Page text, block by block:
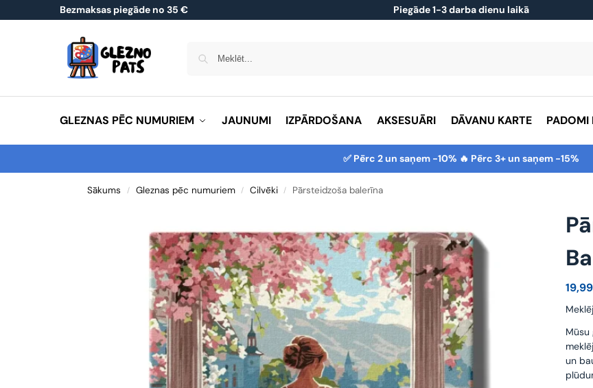
Bezmaksas piegāde no 35 € Piegāde 1-3 darba dienu laikā
GLEZNAS PĒC NUMURIEM JAUNUMI IZPĀRDOŠANA AKSESUĀRI DĀVANU KARTE PADOMI
✅ Pērc 2 un saņem -10% 🔥 Pērc 3+ un saņem -15%
Sākums / Gleznas pēc numuriem / Cilvēki / Pārsteidzoša balerīna
Mūsu
un